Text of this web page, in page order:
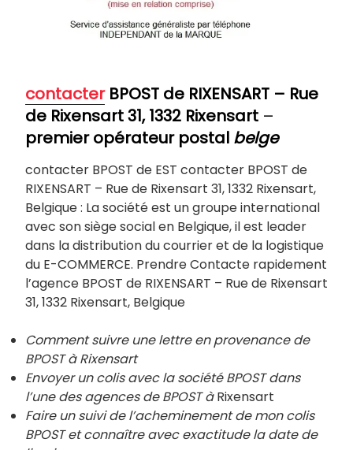
contacterBPOST de RIXENSART – Rue
de Rixensart 31, 1332 Rixensart –
premier opérateur postal belge
contacter BPOST de EST contacter BPOST de
RIXENSART – Rue de Rixensart 31, 1332 Rixensart,
Belgique : La société est un groupe international
avec son siège social en Belgique, il est leader
dans la distribution du courrier et de la logistique
du E-COMMERCE. Prendre Contacte rapidement
l’agence BPOST de RIXENSART – Rue de Rixensart
31, 1332 Rixensart, Belgique
Comment suivre une lettre en provenance de
BPOST à Rixensart
Envoyer un colis avec la société BPOST dans
l’une des agences de BPOST àRixensart
Faire un suivi de l’acheminement de mon colis
BPOST et connaître avec exactitude la date de